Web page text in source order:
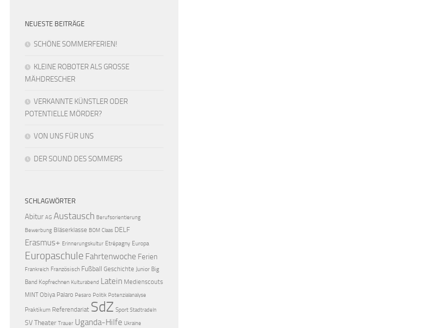
NEUESTE BEITRÄGE
SCHÖNE SOMMERFERIEN!
KLEINE ROBOTER ALS GROSSE
MÄHDRESCHER
VERKANNTE KÜNSTLER ODER
POTENTIELLE MÖRDER?
VON UNS FÜR UNS
DER SOUND DES SOMMERS
SCHLAGWÖRTER
Abitur AG Austausch Berufsorientierung
Bewerbung Bläserklasse BOM Claas DELF
Erasmus+ Erinnerungskultur Etrépagny Europa
Europaschule Fahrtenwoche Ferien
Frankreich Französisch Fußball Geschichte Junior Big
Band Kopfrechnen Kulturabend Latein Medienscouts
MINT Obiya Palaro Pesaro Politik Potenzialanalyse
Praktikum Referendariat SdZ Sport Stadtradeln
SVTheater Trauer Uganda-Hilfe Ukraine